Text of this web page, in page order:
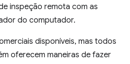
inspeção remota com as
do computador.
disponíveis, mas todos
oferecem maneiras de fazer